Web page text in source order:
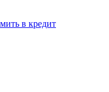
в кредит